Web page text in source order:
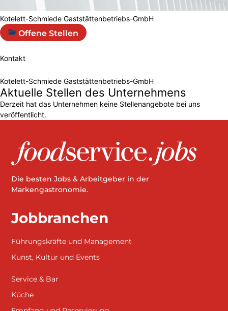
Kotelett-Schmiede Gaststättenbetriebs-GmbH
Offene Stellen
Kontakt
Kotelett-Schmiede Gaststättenbetriebs-GmbH
Aktuelle Stellen des Unternehmens
Derzeit hat das Unternehmen keine Stellenangebote bei uns
veröffentlicht.
Die besten Jobs & Arbeitgeber in der
Markengastronomie.
Jobbranchen
Führungskräfte und Management
Kunst, Kultur und Events
Service & Bar
Küche